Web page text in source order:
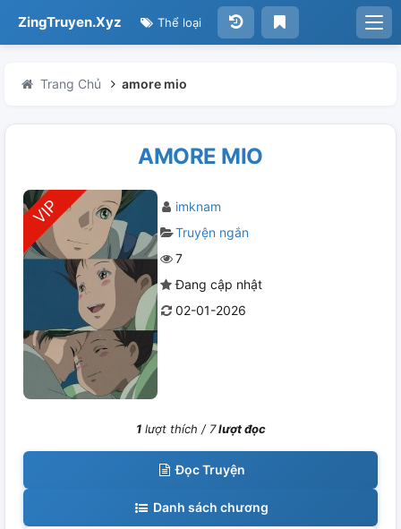
ZingTruyen.Xyz Thể loại
Trang Chủ amore mio
AMORE MIO
imknam
Truyện ngắn
7
Đang cập nhật
02-01-2026
1lượt thích / 7lượt đọc
Đọc Truyện
Danh sách chương